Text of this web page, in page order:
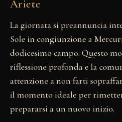
Ariete
La giornata si preannuncia
Sole in congiunzione a
dodicesimo campo. Questo
riflessione profonda e la
attenzione a non farti
il momento ideale per
prepararsi a un nuovo inizio.